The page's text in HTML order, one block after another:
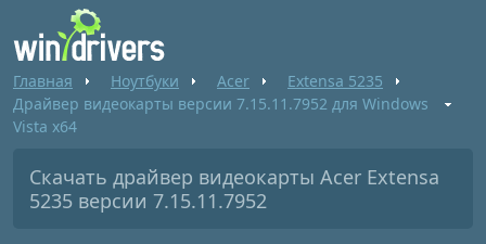
Главная Ноутбуки Acer
Extensa 5235
Драйвер видеокарты версии 7.15.11.7952 для Windows
Vista x64
Скачать драйвер видеокарты Acer Extensa
5235 версии 7.15.11.7952